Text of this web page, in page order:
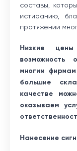
составы,
истиранию,
протяжении
Низкие
возможность
многим
большие
качестве
оказываем
Нанесение